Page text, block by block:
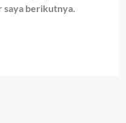
saya berikutnya.